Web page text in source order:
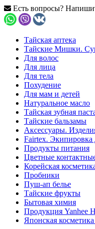
Есть вопросы?
Тайская аптека
Тайские Мишки.
Для волос
Для лица
Для тела
Похудение
Для мам и детей
Натуральное масло
Тайская зубная
Тайские бальзамы
Аксессуары.
Fairtex. Экипировка
Продукты питания
Цветные
Корейская
Пробники
Пуш-ап белье
Тайские фрукты
Бытовая химия
Продукция Yanhee
Японская